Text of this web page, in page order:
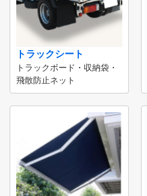
トラックシート
トラックボード・収納袋・
飛散防止ネット